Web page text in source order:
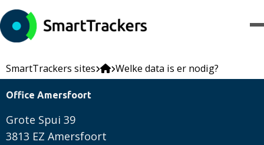
SmartTrackers sites Welke data is er nodig?
Office Amersfoort
Grote Spui 39
3813 EZ Amersfoort